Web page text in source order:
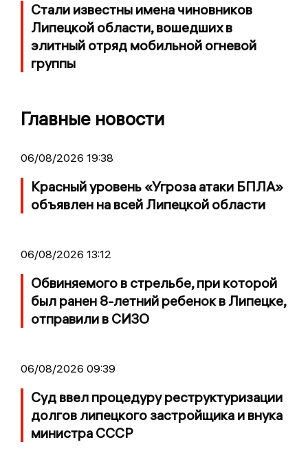
Стали известны имена чиновников
Липецкой области, вошедших в
элитный отряд мобильной огневой
группы
Главные новости
06/08/2026 19:38
Красный уровень «Угроза атаки БПЛА»
объявлен на всей Липецкой области
06/08/2026 13:12
Обвиняемого в стрельбе, при которой
был ранен 8-летний ребенок в Липецке,
отправили в СИЗО
06/08/2026 09:39
Суд ввел процедуру реструктуризации
долгов липецкого застройщика и внука
министра СССР